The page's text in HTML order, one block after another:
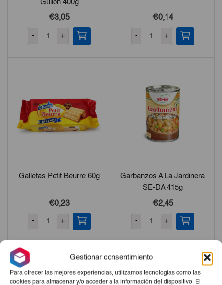
Gestionar consentimiento
Para ofrecer las mejores experiencias, utilizamos tecnologías como las
cookies para almacenar y/o acceder a la información del dispositivo. El
Gullón 400g
€3,05
- +
€0,14
- +
Galletas Petit Beurre 60g
€0,23
- +
Garbanzos A La Jardinera
SE-DA 415g
€2,45
- +